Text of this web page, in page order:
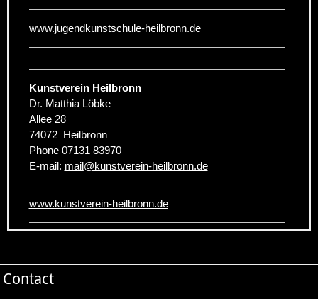
www.jugendkunstschule-heilbronn.de
Kunstverein Heilbronn
Dr. Matthia Löbke
Allee 28
74072 Heilbronn
Phone 07131 83970
E-mail: mail@kunstverein-heilbronn.de
www.kunstverein-heilbronn.de
Contact